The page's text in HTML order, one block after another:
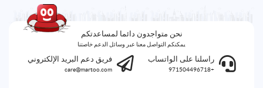
نحن متواجدون دائما لمساعدتكم
يمكنكم التواصل معنا عبر وسائل الدعم خاصتنا
راسلنا على الواتساب
+971504496718
فريق دعم البريد الإلكتروني
care@martoo.com